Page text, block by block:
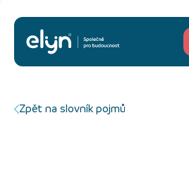
Zpět na slovník pojmů